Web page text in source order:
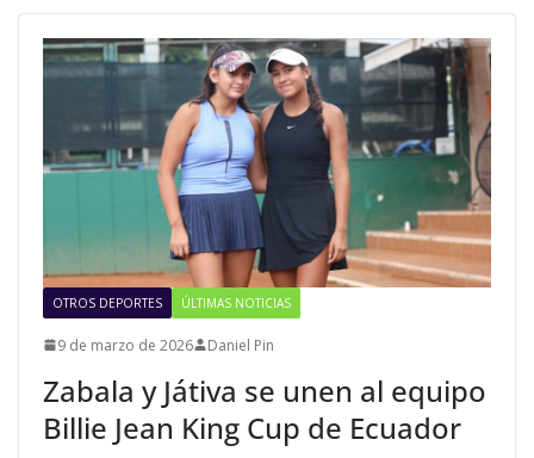
OTROS DEPORTES ÚLTIMAS NOTICIAS
9 de marzo de 2026 Daniel Pin
Zabala y Játiva se unen al equipo
Billie Jean King Cup de Ecuador